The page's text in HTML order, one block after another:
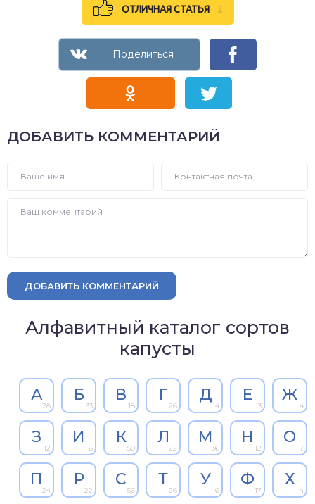
ОТЛИЧНАЯ СТАТЬЯ 2
ДОБАВИТЬ КОММЕНТАРИЙ
ДОБАВИТЬ КОММЕНТАРИЙ
Алфавитный каталог сортов
капусты
А
28
Б
33
В
18
Г
26
Д
14
Е
3
Ж
4
З
12
И
6
К
50
Л
22
М
36
Н
12
О
7
П
24
Р
22
С
56
Т
26
У
6
Ф
17
Х
4